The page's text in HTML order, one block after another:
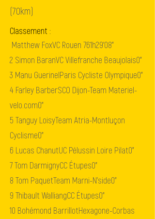
(70km)
Classement :
Matthew FoxVC Rouen 761h29'08"
2 Simon BaranVC Villefranche Beaujolais0"
3 Manu GuerinelParis Cycliste Olympique0"
4 Farley BarberSCO Dijon-Team Materiel-
velo.com0"
5 Tanguy LoisyTeam Atria-Montluçon
Cyclisme0"
6 Lucas ChanutUC Pélussin Loire Pilat0"
7Tom DarmignyCC Étupes0"
8 Tom PaquetTeam Marni-N'side0"
9 Thibault WalliangCC Étupes0"
10 Bohémond BarrillotHexagone-Corbas